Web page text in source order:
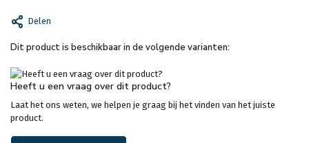
Delen
Dit product is beschikbaar in de volgende varianten:
Heeft u een vraag over dit product?
Laat het ons weten, we helpen je graag bij het vinden van het juiste
product.